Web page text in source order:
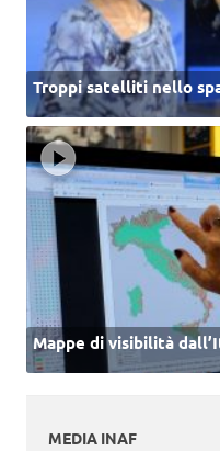
Troppi satelliti nello
Mappe di visibilità
MEDIA INAF